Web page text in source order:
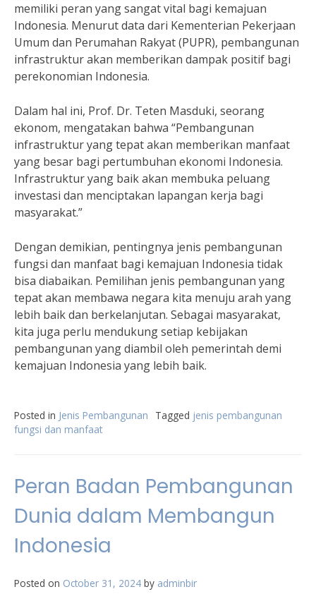
memiliki peran yang sangat vital bagi kemajuan
Indonesia. Menurut data dari Kementerian Pekerjaan
Umum dan Perumahan Rakyat (PUPR), pembangunan
infrastruktur akan memberikan dampak positif bagi
perekonomian Indonesia.
Dalam hal ini, Prof. Dr. Teten Masduki, seorang
ekonom, mengatakan bahwa “Pembangunan
infrastruktur yang tepat akan memberikan manfaat
yang besar bagi pertumbuhan ekonomi Indonesia.
Infrastruktur yang baik akan membuka peluang
investasi dan menciptakan lapangan kerja bagi
masyarakat.”
Dengan demikian, pentingnya jenis pembangunan
fungsi dan manfaat bagi kemajuan Indonesia tidak
bisa diabaikan. Pemilihan jenis pembangunan yang
tepat akan membawa negara kita menuju arah yang
lebih baik dan berkelanjutan. Sebagai masyarakat,
kita juga perlu mendukung setiap kebijakan
pembangunan yang diambil oleh pemerintah demi
kemajuan Indonesia yang lebih baik.
Posted in Jenis Pembangunan Tagged jenis pembangunan
fungsi dan manfaat
Peran Badan Pembangunan
Dunia dalam Membangun
Indonesia
Posted on October 31, 2024 by adminbir